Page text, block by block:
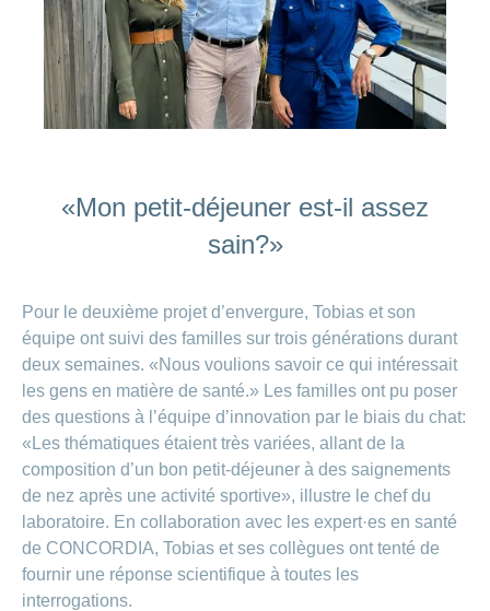
«Mon petit-déjeuner est-il assez
sain?»
Pour le deuxième projet d’envergure, Tobias et son
équipe ont suivi des familles sur trois générations durant
deux semaines. «Nous voulions savoir ce qui intéressait
les gens en matière de santé.» Les familles ont pu poser
des questions à l’équipe d’innovation par le biais du chat:
«Les thématiques étaient très variées, allant de la
composition d’un bon petit-déjeuner à des saignements
de nez après une activité sportive», illustre le chef du
laboratoire. En collaboration avec les expert·es en santé
de CONCORDIA, Tobias et ses collègues ont tenté de
fournir une réponse scientifique à toutes les
interrogations.